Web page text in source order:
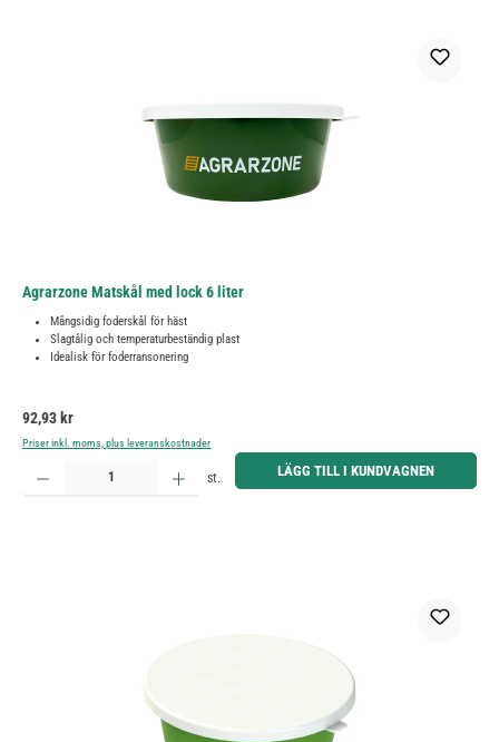
Agrarzone Matskål med lock 6 liter
Mångsidig foderskål för häst
Slagtålig och temperaturbeständig plast
Idealisk för foderransonering
Ordinarie pris:
92,93 kr
Priser inkl. moms, plus leveranskostnader
Produktkvantitet: Ange önskat belopp eller använd knapparna för att öka eller minska kvantiteten.
st. LÄGG TILL I KUNDVAGNEN